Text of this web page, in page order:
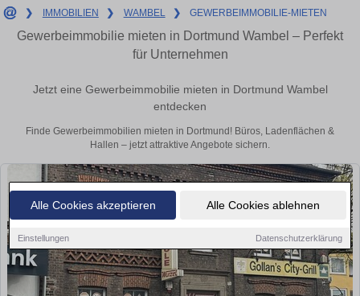
Alle Cookies akzeptieren Alle Cookies ablehnen
Einstellungen Datenschutzerklärung
❯ IMMOBILIEN ❯ WAMBEL ❯ GEWERBEIMMOBILIE-MIETEN
Gewerbeimmobilie mieten in Dortmund Wambel – Perfekt
für Unternehmen
Jetzt eine Gewerbeimmobilie mieten in Dortmund Wambel
entdecken
Finde Gewerbeimmobilien mieten in Dortmund! Büros, Ladenflächen &
Hallen – jetzt attraktive Angebote sichern.